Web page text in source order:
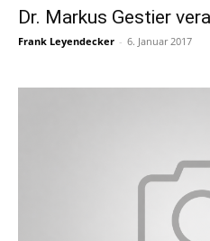
Dr. Markus Gestier
Frank Leyendecker - 6. Januar 2017